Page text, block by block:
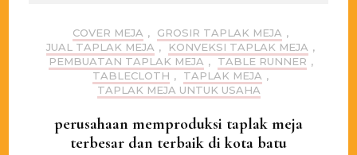
COVER MEJA , GROSIR TAPLAK MEJA ,
JUAL TAPLAK MEJA , KONVEKSI TAPLAK MEJA ,
PEMBUATAN TAPLAK MEJA , TABLE RUNNER ,
TABLECLOTH , TAPLAK MEJA ,
TAPLAK MEJA UNTUK USAHA
perusahaan memproduksi taplak meja
terbesar dan terbaik di kota batu